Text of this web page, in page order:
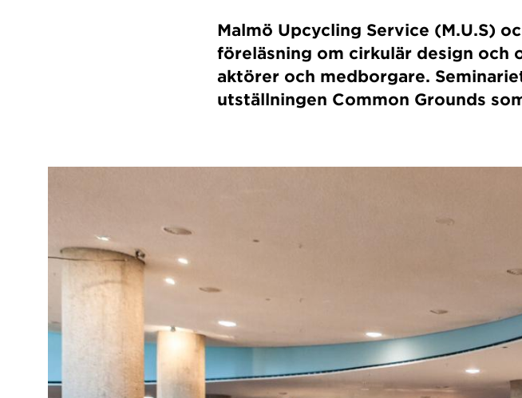
Malmö Upcycling Service (M.U.S)
föreläsning om cirkulär design och
aktörer och medborgare.
utställningen Common Grounds